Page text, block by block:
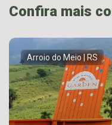
Confira mais
Arroio do Meio | RS